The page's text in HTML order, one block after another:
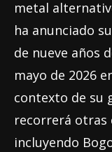
metal
ha anunciado
de nueve años
mayo de 2026
contexto de su
recorrerá otras
incluyendo